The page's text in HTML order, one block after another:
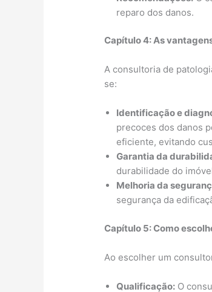
reparo dos danos.
Capítulo 4: As
A consultoria de
se:
Identificação e
precoces dos danos
eficiente, evitando
Garantia da
durabilidade do
Melhoria da
segurança da
Capítulo 5: Como
Ao escolher um
Qualificação: O